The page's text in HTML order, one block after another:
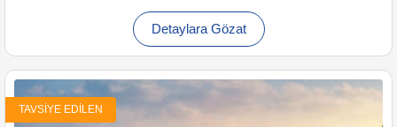
Detaylara Gözat
TAVSIYE EDILEN